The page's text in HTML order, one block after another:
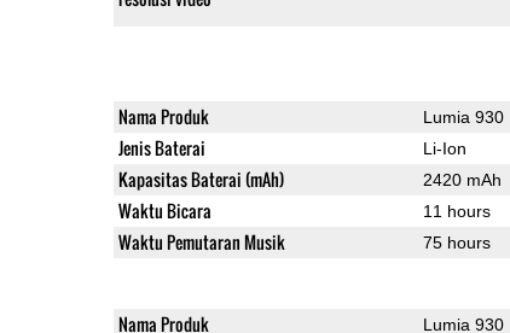
Nama Produk Lumia 930
Jenis Baterai Li-Ion
Kapasitas Baterai (mAh) 2420 mAh
Waktu Bicara 11 hours
Waktu Pemutaran Musik 75 hours
Nama Produk Lumia 930